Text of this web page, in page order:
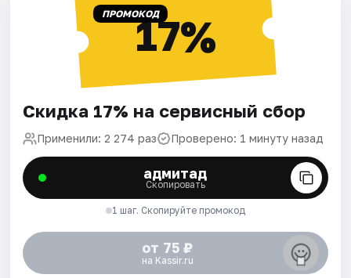
ПРОМОКОД17%
Скидка 17% на сервисный сбор
Применили: 2 274 раз Проверено: 1 минуту назад
адмитад
Скопировать
1 шаг. Скопируйте промокод
от 75 ₽
на Kassir.ru